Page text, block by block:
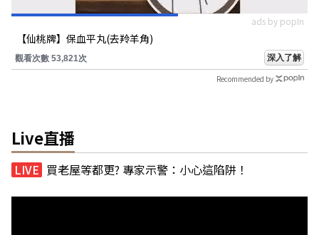
ads by popIn
【仙桃牌】保血平丸(去羚羊角)
觀看次數 53,821次 深入了解
Recommended by
Live直播
買老屋等都更? 專家示警：小心這陷阱！